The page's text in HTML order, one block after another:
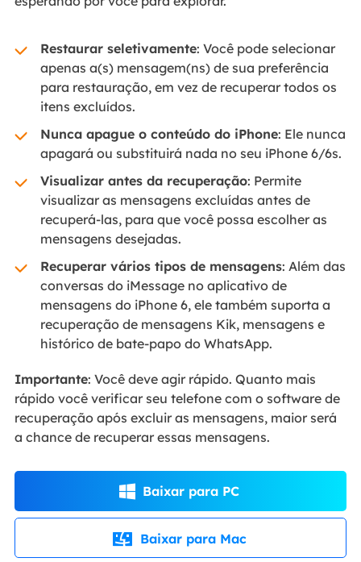
Restaurar seletivamente: Você pode selecionar
apenas a(s) mensagem(ns) de sua preferência
para restauração, em vez de recuperar todos os
itens excluídos.
Nunca apague o conteúdo do iPhone: Ele nunca
apagará ou substituirá nada no seu iPhone 6/6s.
Visualizar antes da recuperação: Permite
visualizar as mensagens excluídas antes de
recuperá-las, para que você possa escolher as
mensagens desejadas.
Recuperar vários tipos de mensagens: Além das
conversas do iMessage no aplicativo de
mensagens do iPhone 6, ele também suporta a
recuperação de mensagens Kik, mensagens e
histórico de bate-papo do WhatsApp.
Importante: Você deve agir rápido. Quanto mais
rápido você verificar seu telefone com o software de
recuperação após excluir as mensagens, maior será
a chance de recuperar essas mensagens.
 Baixar para PC
 Baixar para Mac